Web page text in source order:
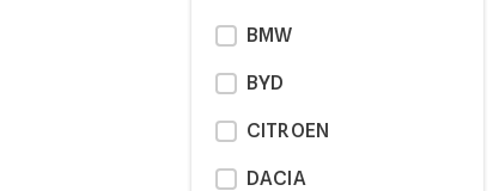
BMW
BYD
CITROEN
DACIA